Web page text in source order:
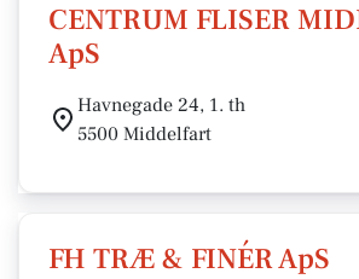
CENTRUM FLISER
ApS
Havnegade 24, 1. th
5500 Middelfart
FH TRÆ & FINÉR ApS